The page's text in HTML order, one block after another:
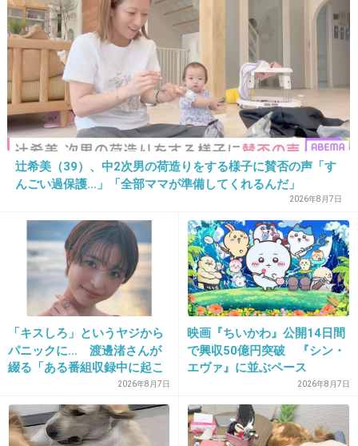
会社によるのかな、
うちは親身になってくれるほうかも、
27. 匿名2019/12/24(火) 21:48:28
真剣に相談しても、
言いくるめられるだけ
としか思ってないよ
所詮派遣社員は物でしかない
営業は商品を売ってるだけ
+68 -2
2019/12/24(火) 21:49:58
営業さんが派遣会社直雇用の契約社員だから愚
痴とかは話しやすい、面談の時ずっと世間話と
辻希美（39）、中2次男の荷造りをする様子に賛否の声「す
んごい過保護…」「全部ママが準備してくれるんだ」
2026年8月7日
「キスしろ」というヤジから
パニックに… 渡邊渚さんが
綴る「ある番組収録中に起こ
ったフラッシュバック」2026年8月7日
映画『ちいかわ』公開14日間
で興収50億円突破 『シン・
エヴァ』に並ぶペース
2026年8月7日